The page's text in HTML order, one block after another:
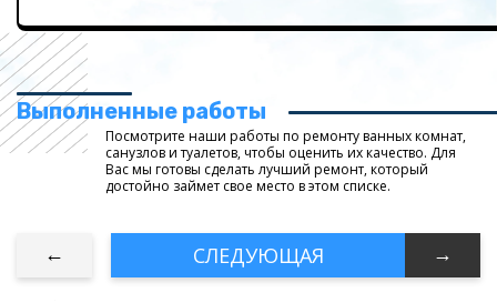
Выполненные работы
Посмотрите наши работы по ремонту ванных комнат,
санузлов и туалетов, чтобы оценить их качество. Для
Вас мы готовы сделать лучший ремонт, который
достойно займет свое место в этом списке.
← СЛЕДУЮЩАЯ →